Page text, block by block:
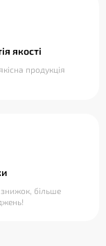
якості
продукція
більше